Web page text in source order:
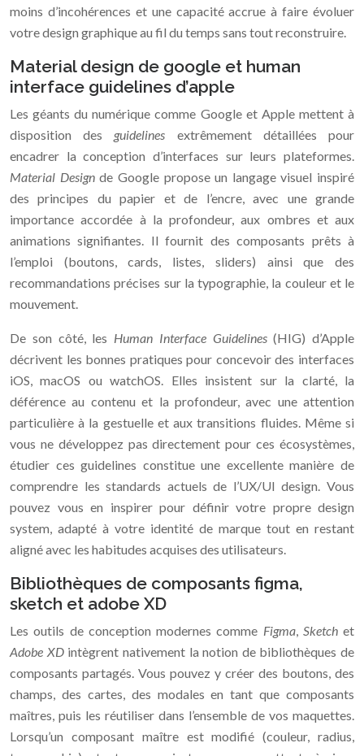
moins d’incohérences et une capacité accrue à faire évoluer
votre design graphique au fil du temps sans tout reconstruire.
Material design de google et human
interface guidelines d’apple
Les géants du numérique comme Google et Apple mettent à
disposition des guidelines extrêmement détaillées pour
encadrer la conception d’interfaces sur leurs plateformes.
Material Designde Google propose un langage visuel inspiré
des principes du papier et de l’encre, avec une grande
importance accordée à la profondeur, aux ombres et aux
animations signifiantes. Il fournit des composants prêts à
l’emploi (boutons, cards, listes, sliders) ainsi que des
recommandations précises sur la typographie, la couleur et le
mouvement.
De son côté, les Human Interface Guidelines(HIG) d’Apple
décrivent les bonnes pratiques pour concevoir des interfaces
iOS, macOS ou watchOS. Elles insistent sur la clarté, la
déférence au contenu et la profondeur, avec une attention
particulière à la gestuelle et aux transitions fluides. Même si
vous ne développez pas directement pour ces écosystèmes,
étudier ces guidelines constitue une excellente manière de
comprendre les standards actuels de l’UX/UI design. Vous
pouvez vous en inspirer pour définir votre propre design
system, adapté à votre identité de marque tout en restant
aligné avec les habitudes acquises des utilisateurs.
Bibliothèques de composants figma,
sketch et adobe XD
Les outils de conception modernes comme Figma, Sketchet
Adobe XDintègrent nativement la notion de bibliothèques de
composants partagés. Vous pouvez y créer des boutons, des
champs, des cartes, des modales en tant que composants
maîtres, puis les réutiliser dans l’ensemble de vos maquettes.
Lorsqu’un composant maître est modifié (couleur, radius,